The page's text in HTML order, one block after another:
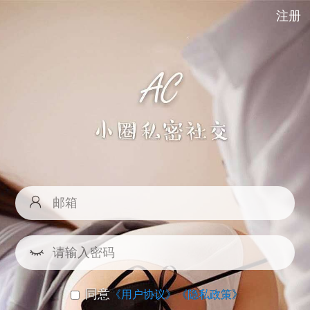
注册
同意《用户协议》《隐私政策》